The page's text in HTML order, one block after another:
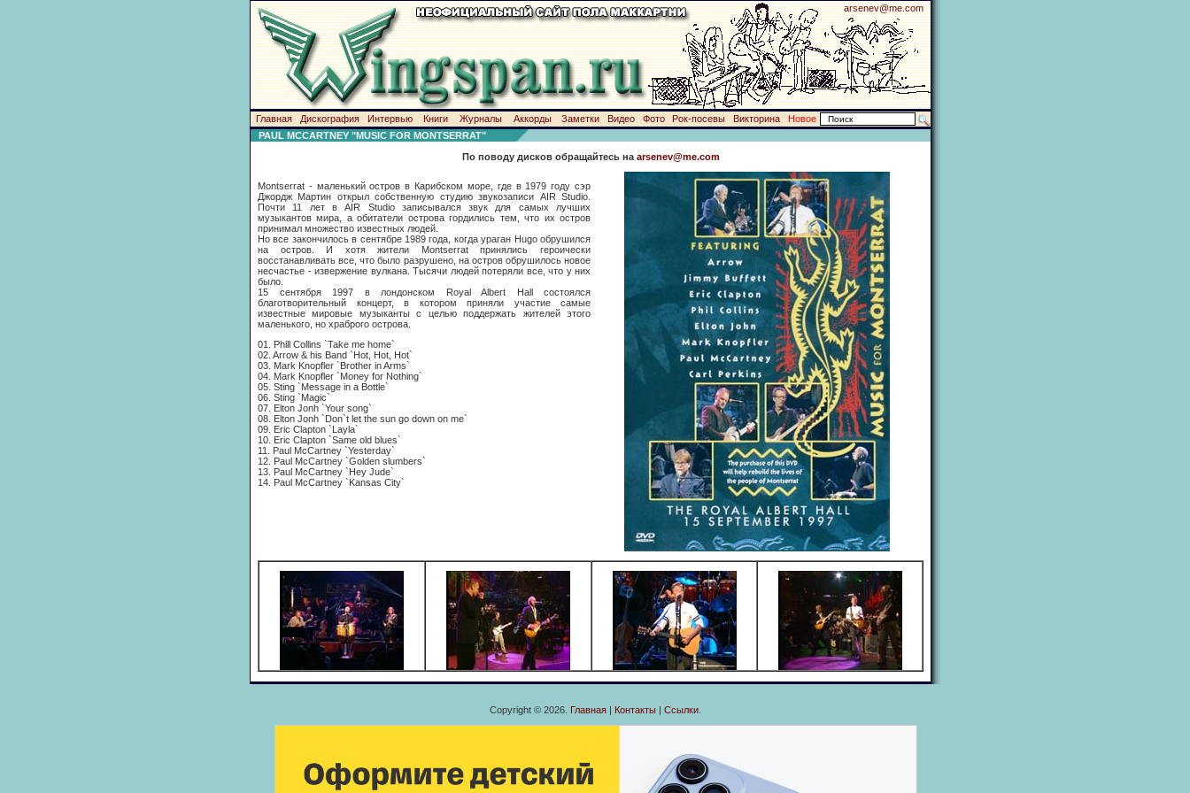
arsenev@me.com
Главная Дискография Интервью Книги Журналы Аккорды Заметки Видео Фото Рок-посевы Викторина
Новое
PAUL MCCARTNEY "MUSIC FOR MONTSERRAT"
По поводу дисков обращайтесь на arsenev@me.com
Montserrat - маленький остров в Карибском море, где в 1979 году сэр
Джордж Мартин открыл собственную студию звукозаписи AIR Studio.
Почти 11 лет в AIR Studio записывался звук для самых лучших
музыкантов мира, а обитатели острова гордились тем, что их остров
принимал множество известных людей.
Но все закончилось в сентябре 1989 года, когда ураган Hugo обрушился
на остров. И хотя жители Montserrat принялись героически
восстанавливать все, что было разрушено, на остров обрушилось новое
несчастье - извержение вулкана. Тысячи людей потеряли все, что у них
было.
15 сентября 1997 в лондонском Royal Albert Hall состоялся
благотворительный концерт, в котором приняли участие самые
известные мировые музыканты с целью поддержать жителей этого
маленького, но храброго острова.
01. Phill Collins `Take me home`
02. Arrow & his Band `Hot, Hot, Hot`
03. Mark Knopfler `Brother in Arms`
04. Mark Knopfler `Money for Nothing`
05. Sting `Message in a Bottle`
06. Sting `Magic`
07. Elton Jonh `Your song`
08. Elton Jonh `Don`t let the sun go down on me`
09. Eric Clapton `Layla`
10. Eric Clapton `Same old blues`
11. Paul McCartney `Yesterday`
12. Paul McCartney `Golden slumbers`
13. Paul McCartney `Hey Jude`
14. Paul McCartney `Kansas City`
Copyright © 2026. Главная| Контакты| Ссылки.